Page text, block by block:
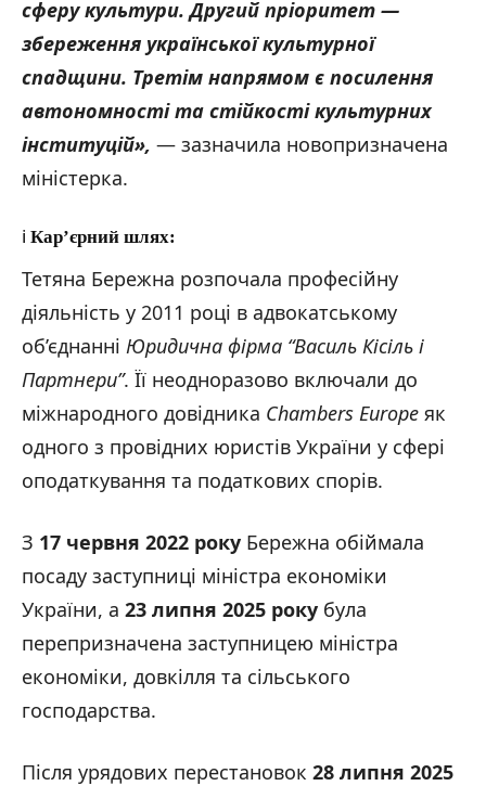
сферу культури. Другий пріоритет —
збереження української культурної
спадщини. Третім напрямом є посилення
автономності та стійкості культурних
інституцій», — зазначила новопризначена
міністерка.
ℹ️ Кар’єрний шлях:
Тетяна Бережна розпочала професійну
діяльність у 2011 році в адвокатському
об’єднанні Юридична фірма “Василь Кісіль і
Партнери”. Її неодноразово включали до
міжнародного довідника Chambers Europe як
одного з провідних юристів України у сфері
оподаткування та податкових спорів.
З 17 червня 2022 року Бережна обіймала
посаду заступниці міністра економіки
України, а 23 липня 2025 року була
перепризначена заступницею міністра
економіки, довкілля та сільського
господарства.
Після урядових перестановок 28 липня 2025